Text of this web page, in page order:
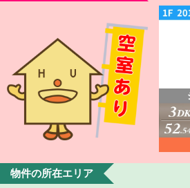
物件の所在エリア